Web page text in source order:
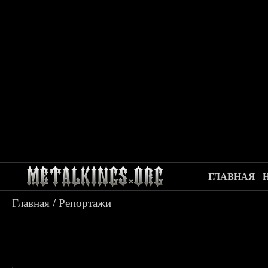
ГЛАВНАЯ
Главная /Репортажи